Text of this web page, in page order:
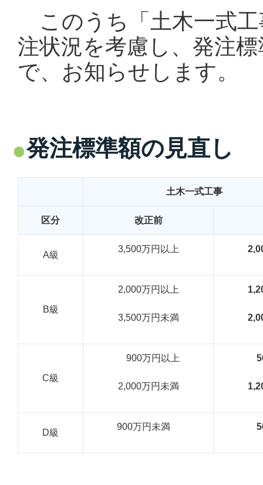
このうち「土木一式
注状況を考慮し、発注
で、お知らせします。
発注標準額の見直し
土木一式工事
区分 改正前
A級
3,500万円以上
B級
2,000万円以上
3,500万円未満
C級
900万円以上
2,000万円未満
D級
900万円未満